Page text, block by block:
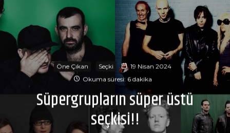
Öne Çıkan Seçki
19 Nisan 2024
Okuma süresi: 6 dakika
Süpergrupların süper üstü
seçkisi!!